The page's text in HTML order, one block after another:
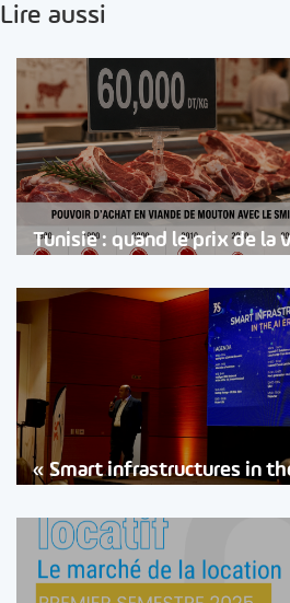
Lire aussi
Tunisie : quand le prix de la
« Smart infrastructures in